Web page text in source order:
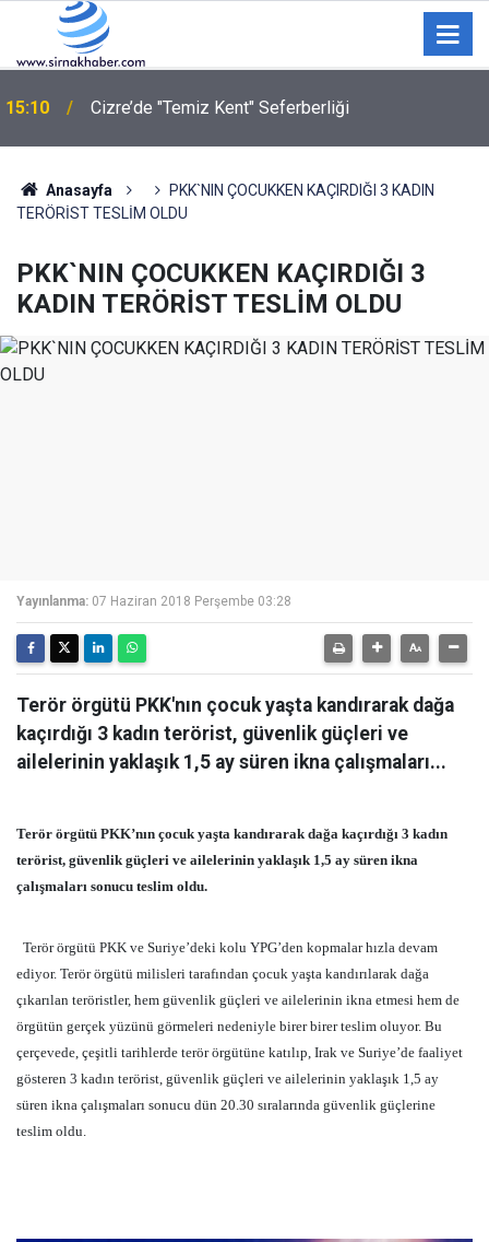
15:10 Cizre’de "Temiz Kent" Seferberliği
Anasayfa
PKK`NIN ÇOCUKKEN KAÇIRDIĞI 3 KADIN
TERÖRİST TESLİM OLDU
PKK`NIN ÇOCUKKEN KAÇIRDIĞI 3
KADIN TERÖRİST TESLİM OLDU
Yayınlanma: 07 Haziran 2018 Perşembe 03:28
Terör örgütü PKK'nın çocuk yaşta kandırarak dağa
kaçırdığı 3 kadın terörist, güvenlik güçleri ve
ailelerinin yaklaşık 1,5 ay süren ikna çalışmaları...
Terör örgütü PKK’nın çocuk yaşta kandırarak dağa kaçırdığı 3 kadın
terörist, güvenlik güçleri ve ailelerinin yaklaşık 1,5 ay süren ikna
çalışmaları sonucu teslim oldu.
Terör örgütü PKK ve Suriye’deki kolu YPG’den kopmalar hızla devam
ediyor. Terör örgütü milisleri tarafından çocuk yaşta kandırılarak dağa
çıkarılan teröristler, hem güvenlik güçleri ve ailelerinin ikna etmesi hem de
örgütün gerçek yüzünü görmeleri nedeniyle birer birer teslim oluyor. Bu
çerçevede, çeşitli tarihlerde terör örgütüne katılıp, Irak ve Suriye’de faaliyet
gösteren 3 kadın terörist, güvenlik güçleri ve ailelerinin yaklaşık 1,5 ay
süren ikna çalışmaları sonucu dün 20.30 sıralarında güvenlik güçlerine
teslim oldu.